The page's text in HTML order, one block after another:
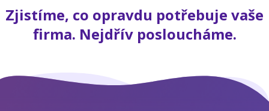
Zjistíme, co opravdu potřebuje vaše
firma. Nejdřív posloucháme.